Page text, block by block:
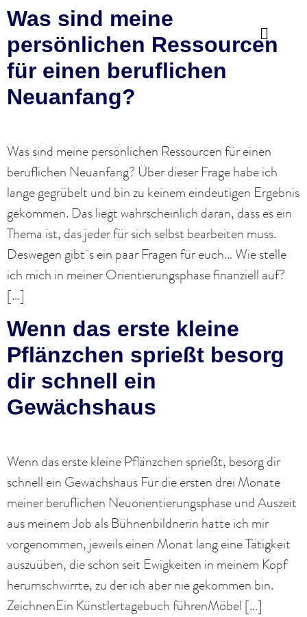
Was sind meine
persönlichen Ressourcen
für einen beruflichen
Neuanfang?
Was sind meine persönlichen Ressourcen für einen
beruflichen Neuanfang? Über dieser Frage habe ich
lange gegrübelt und bin zu keinem eindeutigen Ergebnis
gekommen. Das liegt wahrscheinlich daran, dass es ein
Thema ist, das jeder für sich selbst bearbeiten muss.
Deswegen gibt`s ein paar Fragen für euch… Wie stelle
ich mich in meiner Orientierungsphase finanziell auf?
[…]
Wenn das erste kleine
Pflänzchen sprießt besorg
dir schnell ein
Gewächshaus
Wenn das erste kleine Pflänzchen sprießt, besorg dir
schnell ein Gewächshaus Für die ersten drei Monate
meiner beruflichen Neuorientierungsphase und Auszeit
aus meinem Job als Bühnenbildnerin hatte ich mir
vorgenommen, jeweils einen Monat lang eine Tätigkeit
auszuüben, die schon seit Ewigkeiten in meinem Kopf
herumschwirrte, zu der ich aber nie gekommen bin.
ZeichnenEin Künstlertagebuch führenMöbel […]